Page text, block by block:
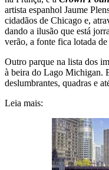
artista espanhol Jaume
cidadãos de Chicago e,
dando a ilusão que está
verão, a fonte fica lotada
Outro parque na lista dos
à beira do Lago Michigan.
deslumbrantes, quadras e
Leia mais: